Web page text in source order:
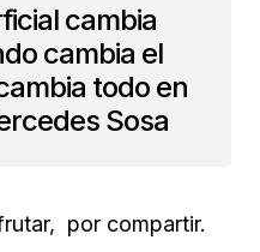
cambia
cambia el
todo en
Sosa
por compartir.